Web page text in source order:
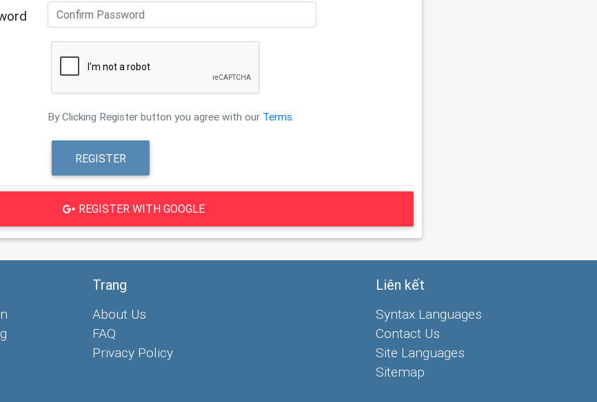
By Clicking Register button you agree with our Terms.
REGISTER
REGISTER WITH GOOGLE
Trang
About Us
FAQ
Privacy Policy
Liên kết
Syntax Languages
Contact Us
Site Languages
Sitemap